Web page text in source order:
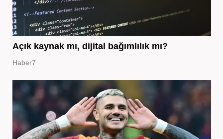
Açık kaynak mı, dijital bağımlılık mı?
Haber7